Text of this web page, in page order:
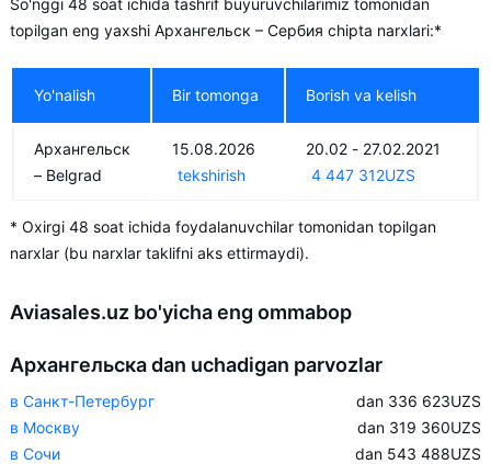
sotib olishni maslahat beradi.
So'nggi 48 soat ichida tashrif buyuruvchilarimiz tomonidan
topilgan eng yaxshi Архангельск – Сербия chipta narxlari:*
Yo'nalish Bir tomonga Borish va kelish
Архангельск
– Belgrad
15.08.2026
tekshirish
20.02 - 27.02.2021
4 447 312UZS
* Oxirgi 48 soat ichida foydalanuvchilar tomonidan topilgan
narxlar (bu narxlar taklifni aks ettirmaydi).
Aviasales.uz bo'yicha eng ommabop
Архангельска dan uchadigan parvozlar
в Санкт-Петербург dan 336 623UZS
в Москву
dan 319 360UZS
в Сочи
dan 543 488UZS